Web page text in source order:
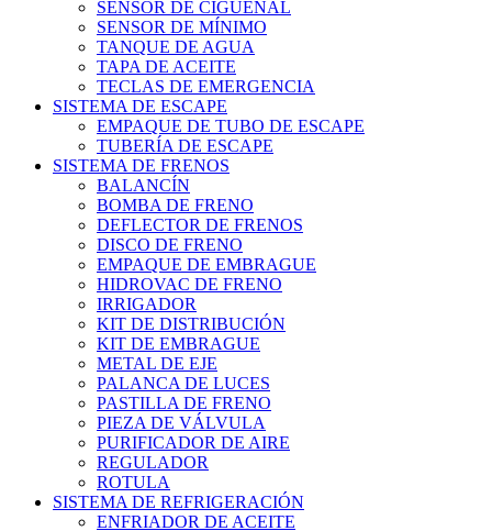
SENSOR DE CIGÜEÑAL
SENSOR DE MÍNIMO
TANQUE DE AGUA
TAPA DE ACEITE
TECLAS DE EMERGENCIA
SISTEMA DE ESCAPE
EMPAQUE DE TUBO DE ESCAPE
TUBERÍA DE ESCAPE
SISTEMA DE FRENOS
BALANCÍN
BOMBA DE FRENO
DEFLECTOR DE FRENOS
DISCO DE FRENO
EMPAQUE DE EMBRAGUE
HIDROVAC DE FRENO
IRRIGADOR
KIT DE DISTRIBUCIÓN
KIT DE EMBRAGUE
METAL DE EJE
PALANCA DE LUCES
PASTILLA DE FRENO
PIEZA DE VÁLVULA
PURIFICADOR DE AIRE
REGULADOR
ROTULA
SISTEMA DE REFRIGERACIÓN
ENFRIADOR DE ACEITE